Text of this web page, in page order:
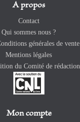
A propos
Contact
Qui sommes nous ?
générales de vente
Mentions légales
du Comité de rédaction
Mon compte